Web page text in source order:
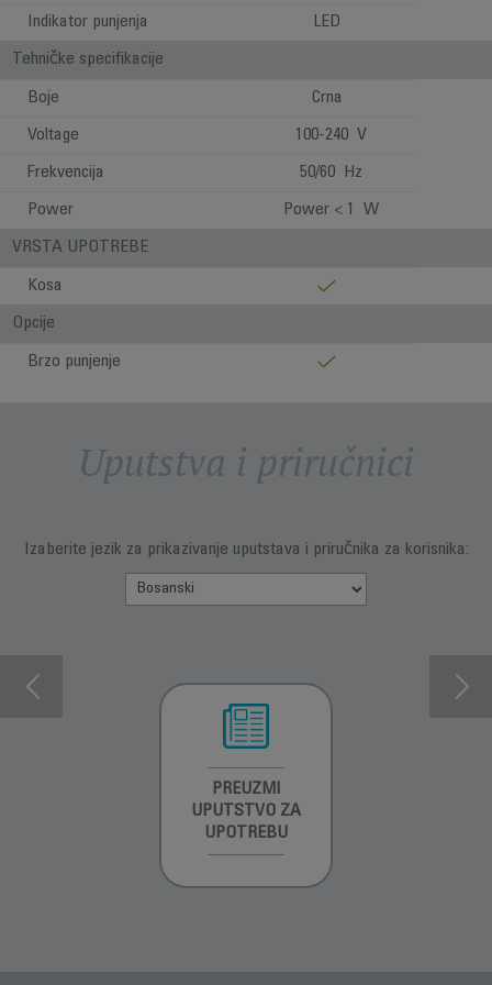
Indikator punjenja LED
Tehničke specifikacije
Boje Crna
Voltage 100-240 V
Frekvencija 50/60 Hz
Power Power < 1 W
VRSTA UPOTREBE
Kosa
Opcije
Brzo punjenje
Uputstva i priručnici
Izaberite jezik za prikazivanje uputstava i priručnika za korisnika:
PREUZMI
UPUTSTVO ZA
UPOTREBU